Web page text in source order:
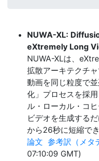
NUWA-XL:
eXtremely Long
NUWA-XLは、
拡散アーキテクチ
動画を同じ粒度で
化」プロセスを採
ル・ローカル・コ
ビデオを生成する
から26秒に短縮で
論文 参考訳（メタ
07:10:09 GMT)